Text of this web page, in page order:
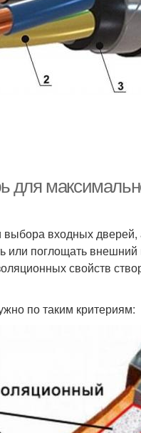
для
входных дверей,
или поглощать
свойств
по таким критериям: